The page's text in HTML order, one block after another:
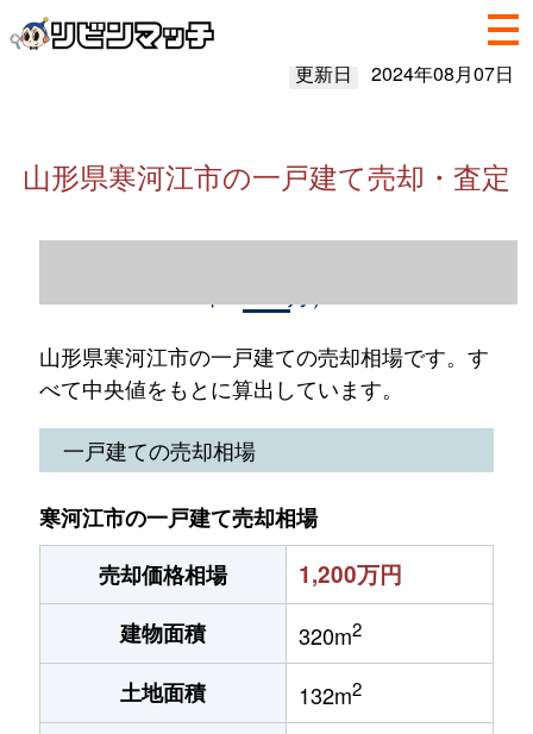
更新日 2024年08月07日
山形県寒河江市の一戸建て売却・査定
山形県寒河江市の一戸建ての売却相場です。す
べて中央値をもとに算出しています。
一戸建ての売却相場
寒河江市の一戸建て売却相場
売却価格相場
1,200万円
建物面積 320m2
土地面積 132m2